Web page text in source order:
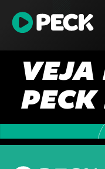
para
conteúdo
VEJA
PECK